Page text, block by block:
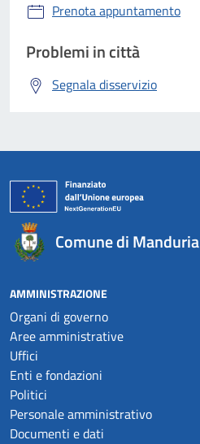
Prenota appuntamento
Problemi in città
Segnala disservizio
Comune di Manduria
AMMINISTRAZIONE
Organi di governo
Aree amministrative
Uffici
Enti e fondazioni
Politici
Personale amministrativo
Documenti e dati